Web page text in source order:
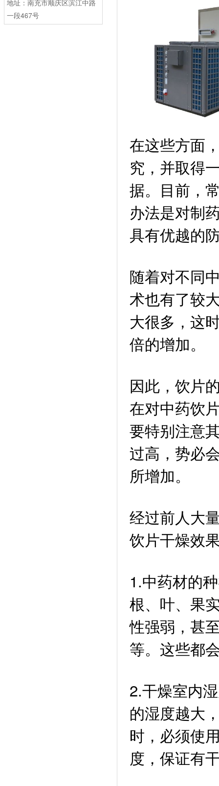
地址：南充市顺庆区滨江中路
一段467号
在这些方面
究，并取得
据。目前，
办法是对制
具有优越的
随着对不同
术也有了较
大很多，这
倍的增加。
因此，饮片
在对中药饮
要特别注意
过高，势必
所增加。
经过前人大
饮片干燥效
1.中药材的
根、叶、果
性强弱，甚
等。这些都
2.干燥室内
的湿度越大
时，必须使
度，保证有